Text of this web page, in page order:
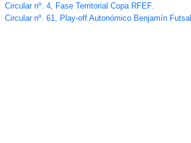
Circular nº. 4, Fase Territorial Copa RFEF.
Circular nº. 61, Play-off Autonómico Benjamín Futsal